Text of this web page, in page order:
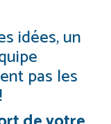
idées, un
pas les